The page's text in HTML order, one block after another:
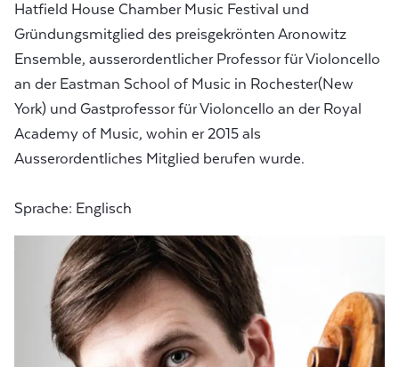
Hatfield House Chamber Music Festival und
Gründungsmitglied des preisgekrönten Aronowitz
Ensemble, ausserordentlicher Professor für Violoncello
an der Eastman School of Music in Rochester(New
York) und Gastprofessor für Violoncello an der Royal
Academy of Music, wohin er 2015 als
Ausserordentliches Mitglied berufen wurde.
Sprache: Englisch